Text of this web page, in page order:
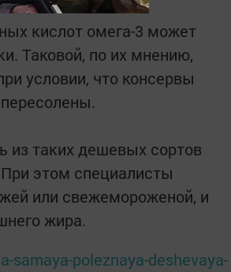
кислот омега-3 может
Таковой, по их мнению,
условии, что консервы
таких дешевых сортов
этом специалисты
или свежемороженой, и
жира.
samaya-poleznaya-deshevaya-